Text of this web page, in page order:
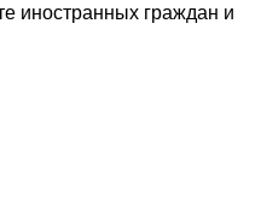
иностранных граждан и